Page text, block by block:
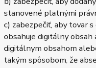
stanovené platnými
c) zabezpečiť, aby tovar
obsahuje digitálny
digitálnym obsahom
takým spôsobom, že